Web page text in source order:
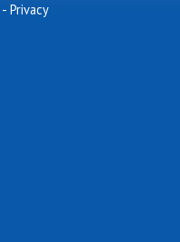
- Privacy